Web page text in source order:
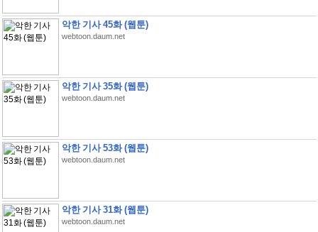
악한 기사 45화 (웹툰)
webtoon.daum.net
악한 기사 35화 (웹툰)
webtoon.daum.net
악한 기사 53화 (웹툰)
webtoon.daum.net
악한 기사 31화 (웹툰)
webtoon.daum.net